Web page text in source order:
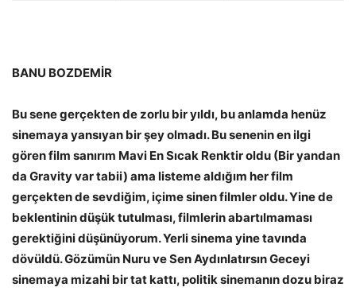
BANU BOZDEMİR
Bu sene gerçekten de zorlu bir yıldı, bu anlamda henüz
sinemaya yansıyan bir şey olmadı. Bu senenin en ilgi
gören film sanırım Mavi En Sıcak Renktir oldu (Bir yandan
da Gravity var tabii) ama listeme aldığım her film
gerçekten de sevdiğim, içime sinen filmler oldu. Yine de
beklentinin düşük tutulması, filmlerin abartılmaması
gerektiğini düşünüyorum. Yerli sinema yine tavında
dövüldü. Gözümün Nuru ve Sen Aydınlatırsın Geceyi
sinemaya mizahi bir tat kattı, politik sinemanın dozu biraz